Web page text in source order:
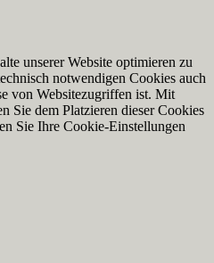
unserer Website optimieren zu
notwendigen Cookies auch
von Websitezugriffen ist. Mit
Sie dem Platzieren dieser Cookies
Sie Ihre Cookie-Einstellungen